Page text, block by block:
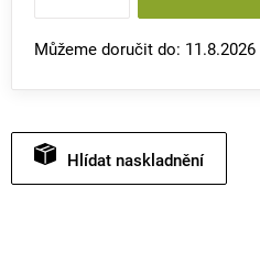
Můžeme doručit do: 11.8.2026
Hlídat